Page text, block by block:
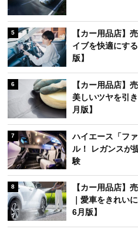
5
【カー用品店】
イブを快適にす
版】
6
【カー用品店】
美しいツヤを引
月版】
7
ハイエース「フ
ル！ レガンスが
験
8
【カー用品店】
｜愛車をきれい
6月版】